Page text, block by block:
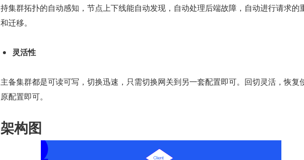
持集群拓扑的自动感知，节点上下线能自动发现，自动处理后端故障，自动进行请求的
和迁移。
灵活性
主备集群都是可读可写，切换迅速，只需切换网关到另一套配置即可。回切灵活，恢复
原配置即可。
架构图